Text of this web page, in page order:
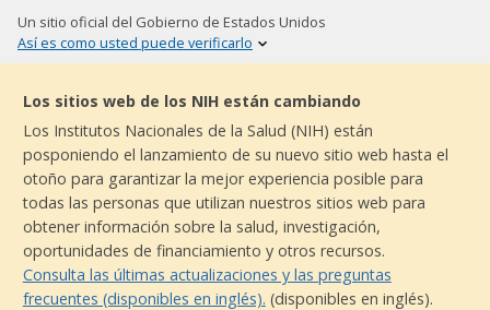
Skip
to
content
Un sitio oficial del Gobierno de Estados Unidos
Así es como usted puede verificarlo
Los sitios web de los NIH están cambiando
Los Institutos Nacionales de la Salud (NIH) están
posponiendo el lanzamiento de su nuevo sitio web hasta el
otoño para garantizar la mejor experiencia posible para
todas las personas que utilizan nuestros sitios web para
obtener información sobre la salud, investigación,
oportunidades de financiamiento y otros recursos.
Consulta las últimas actualizaciones y las preguntas
frecuentes (disponibles en inglés). (disponibles en inglés).